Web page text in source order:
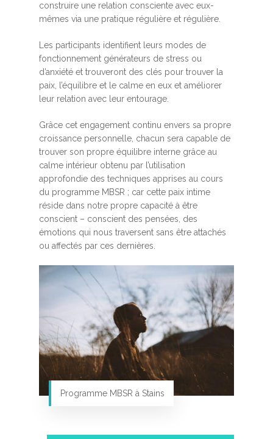
construire une relation consciente avec eux-
mêmes via une pratique régulière et régulière.
Les participants identifient leurs modes de
fonctionnement générateurs de stress ou
d’anxiété et trouveront des clés pour trouver la
paix, l’équilibre et le calme en eux et améliorer
leur relation avec leur entourage.
Grâce cet engagement continu envers sa propre
croissance personnelle, chacun sera capable de
trouver son propre équilibre interne grâce au
calme intérieur obtenu par l’utilisation
approfondie des techniques apprises au cours
du programme MBSR ; car cette paix intime
réside dans notre propre capacité à être
conscient – conscient des pensées, des
émotions qui nous traversent sans être attachés
ou affectés par ces dernières.
Programme MBSR à Stains